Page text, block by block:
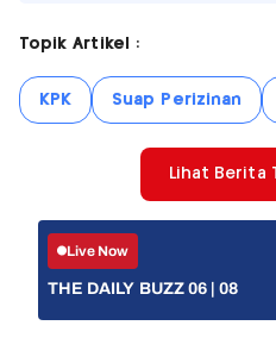
Topik Artikel :
KPK Suap Perizinan
Lihat Berita
Live Now
THE DAILY BUZZ 06 | 08